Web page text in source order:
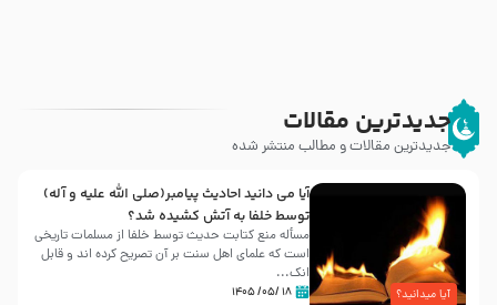
جدیدترین مقالات
جدیدترین مقالات و مطالب منتشر شده
آیا میدانید؟
آیا می دانید احادیث پیامبر(صلی الله علیه و آله)
توسط خلفا به آتش کشیده شد؟
مسأله منع کتابت حدیث توسط خلفا از مسلمات تاریخی
است که علمای اهل سنت بر آن تصریح کرده اند و قابل
انک...
۱۸ /۰۵/ ۱۴۰۵